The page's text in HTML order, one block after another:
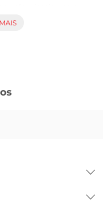
ou até mesmo
os MM's são
para compartilhar